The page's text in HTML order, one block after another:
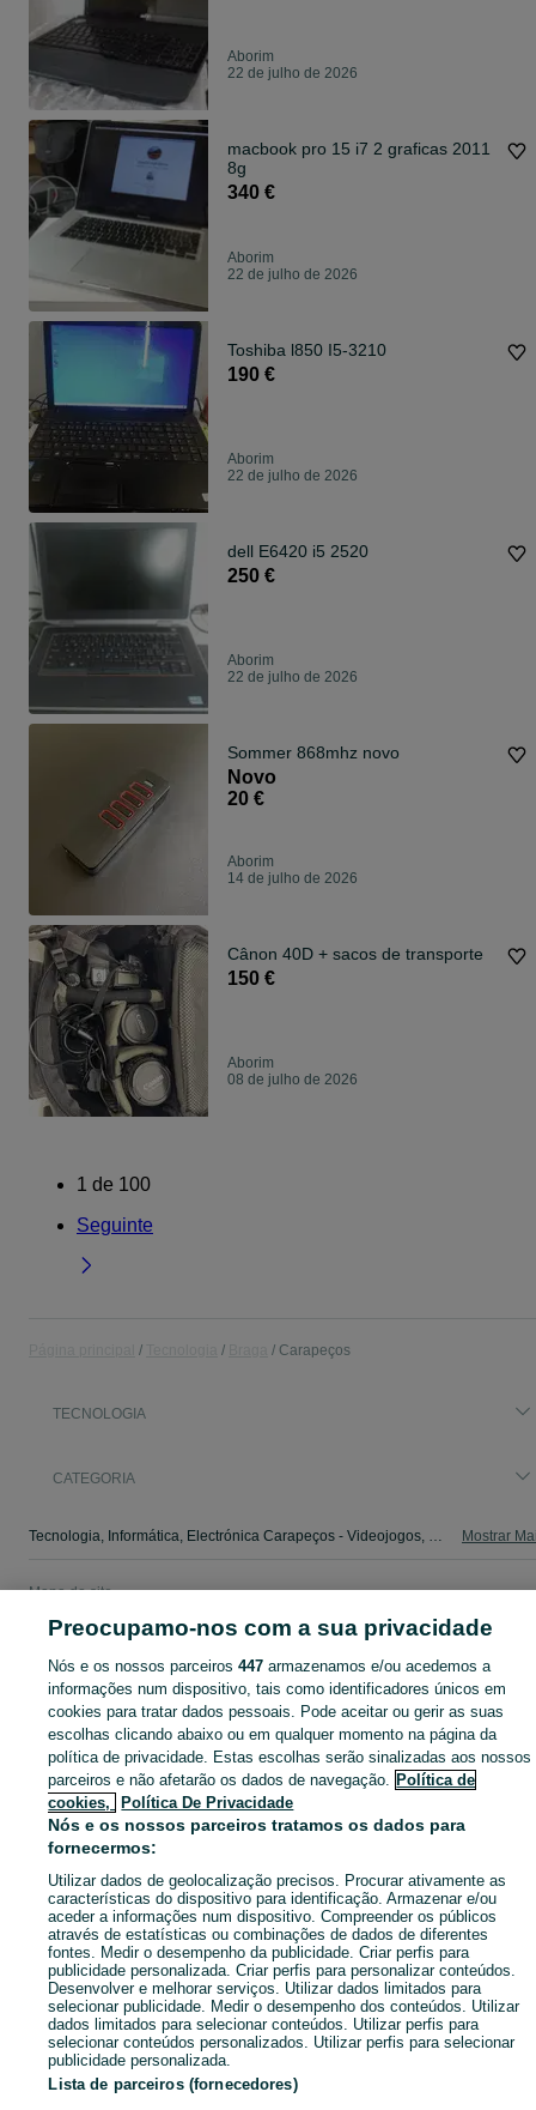
Aborim
22 de julho de 2026
macbook pro 15 i7 2 graficas 2011
8g
340 €
Aborim
22 de julho de 2026
Toshiba l850 I5-3210
190 €
Aborim
22 de julho de 2026
dell E6420 i5 2520
250 €
Aborim
22 de julho de 2026
Sommer 868mhz novo
Novo
20 €
Aborim
14 de julho de 2026
Cânon 40D + sacos de transporte
150 €
Aborim
08 de julho de 2026
1 de 100
Seguinte
Carapeços
TECNOLOGIA
CATEGORIA
Tecnologia, Informática, Electrónica Carapeços - Videojogos, Consolas, TV, Computadores. Veja os anúncios ou publique o seu anúncio no OLX Portugal. Mostrar
Mapa do site
Mapa das freguesias
Pesquisas populares
Preocupamo-nos com a sua privacidade
Nós e os nossos parceiros447 armazenamos e/ou acedemos a
informações num dispositivo, tais como identificadores únicos em
cookies para tratar dados pessoais. Pode aceitar ou gerir as suas
escolhas clicando abaixo ou em qualquer momento na página da
política de privacidade. Estas escolhas serão sinalizadas aos nossos
parceiros e não afetarão os dados de navegação. Política de
cookies,
Política De Privacidade
Nós e os nossos parceiros tratamos os dados para
fornecermos:
Utilizar dados de geolocalização precisos. Procurar ativamente as
características do dispositivo para identificação. Armazenar e/ou
aceder a informações num dispositivo. Compreender os públicos
através de estatísticas ou combinações de dados de diferentes
fontes. Medir o desempenho da publicidade. Criar perfis para
publicidade personalizada. Criar perfis para personalizar conteúdos.
Desenvolver e melhorar serviços. Utilizar dados limitados para
selecionar publicidade. Medir o desempenho dos conteúdos. Utilizar
dados limitados para selecionar conteúdos. Utilizar perfis para
selecionar conteúdos personalizados. Utilizar perfis para selecionar
publicidade personalizada.
Lista de parceiros (fornecedores)